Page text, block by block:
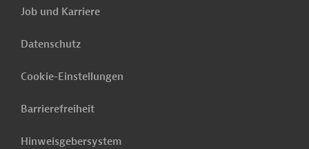
Job und Karriere
Datenschutz
Cookie-Einstellungen
Barrierefreiheit
Hinweisgebersystem